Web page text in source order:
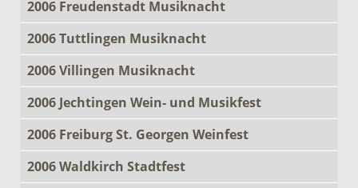
2006 Freudenstadt Musiknacht
2006 Tuttlingen Musiknacht
2006 Villingen Musiknacht
2006 Jechtingen Wein- und Musikfest
2006 Freiburg St. Georgen Weinfest
2006 Waldkirch Stadtfest